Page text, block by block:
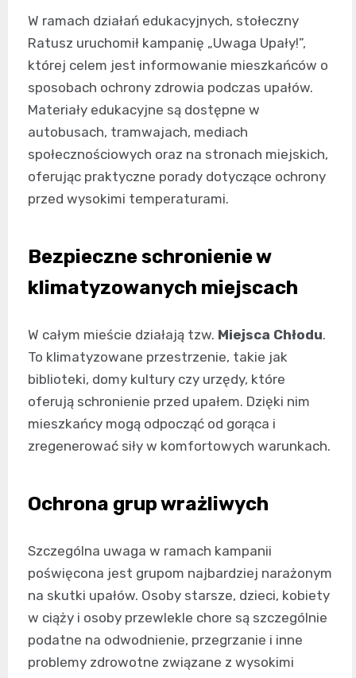
W ramach działań edukacyjnych, stołeczny
Ratusz uruchomił kampanię „Uwaga Upały!”,
której celem jest informowanie mieszkańców o
sposobach ochrony zdrowia podczas upałów.
Materiały edukacyjne są dostępne w
autobusach, tramwajach, mediach
społecznościowych oraz na stronach miejskich,
oferując praktyczne porady dotyczące ochrony
przed wysokimi temperaturami.
Bezpieczne schronienie w
klimatyzowanych miejscach
W całym mieście działają tzw. Miejsca Chłodu.
To klimatyzowane przestrzenie, takie jak
biblioteki, domy kultury czy urzędy, które
oferują schronienie przed upałem. Dzięki nim
mieszkańcy mogą odpocząć od gorąca i
zregenerować siły w komfortowych warunkach.
Ochrona grup wrażliwych
Szczególna uwaga w ramach kampanii
poświęcona jest grupom najbardziej narażonym
na skutki upałów. Osoby starsze, dzieci, kobiety
w ciąży i osoby przewlekle chore są szczególnie
podatne na odwodnienie, przegrzanie i inne
problemy zdrowotne związane z wysokimi